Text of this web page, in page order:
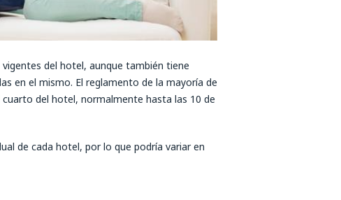
del hotel, aunque también tiene
en el mismo. El reglamento de la mayoría de
del hotel, normalmente hasta las 10 de
de cada hotel, por lo que podría variar en